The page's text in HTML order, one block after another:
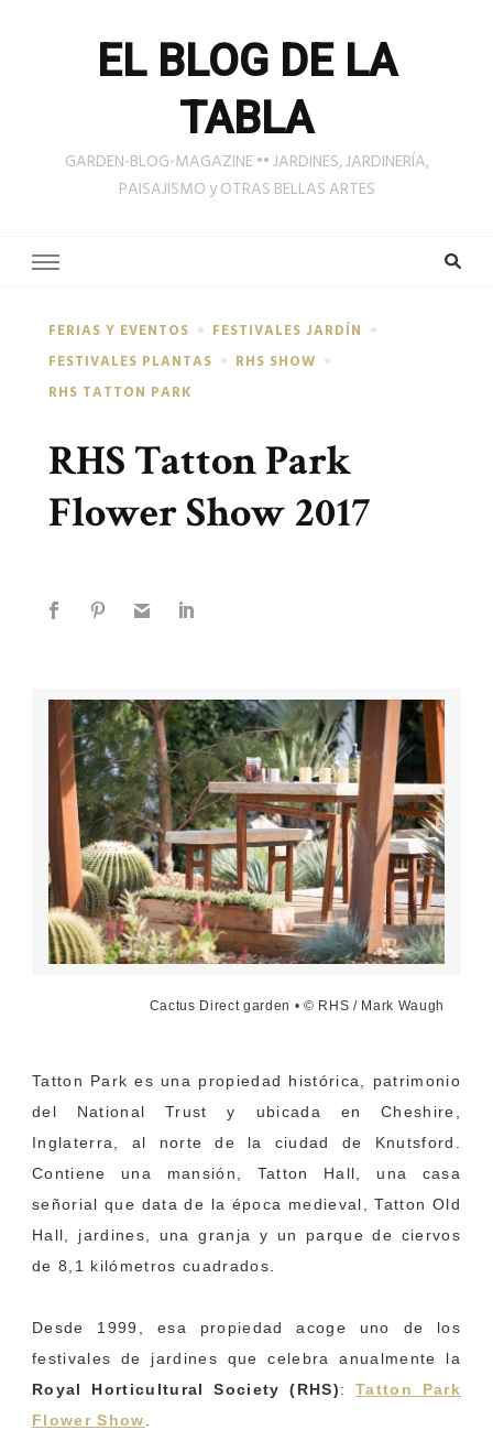
EL BLOG DE LA
TABLA
GARDEN-BLOG-MAGAZINE •• JARDINES, JARDINERÍA,
PAISAJISMO y OTRAS BELLAS ARTES
FERIAS Y EVENTOS
FESTIVALES JARDÍN
FESTIVALES PLANTAS
RHS SHOW
RHS TATTON PARK
RHS Tatton Park
Flower Show 2017
Cactus Direct garden • © RHS / Mark Waugh
Tatton Park es una propiedad histórica, patrimonio
del National Trust y ubicada en Cheshire,
Inglaterra, al norte de la ciudad de Knutsford.
Contiene una mansión, Tatton Hall, una casa
señorial que data de la época medieval, Tatton Old
Hall, jardines, una granja y un parque de ciervos
de 8,1 kilómetros cuadrados.
Desde 1999, esa propiedad acoge uno de los
festivales de jardines que celebra anualmente la
Royal Horticultural Society (RHS): Tatton Park
Flower Show